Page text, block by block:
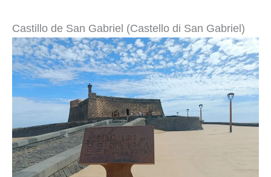
Castillo de San Gabriel (Castello di San Gabriel)